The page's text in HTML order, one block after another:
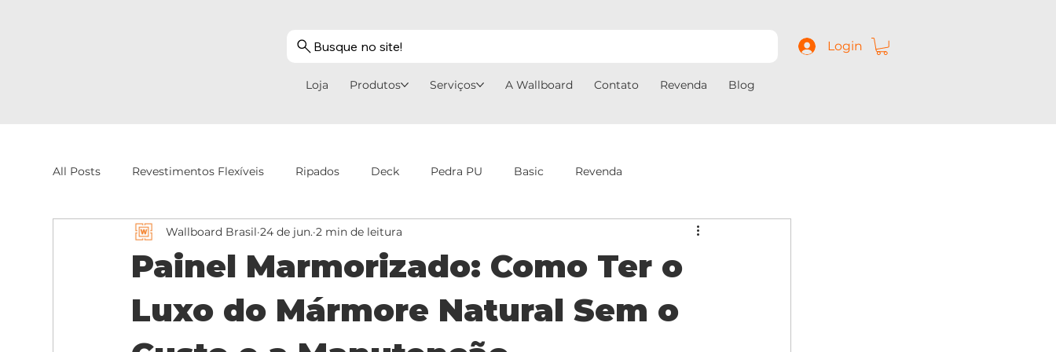
Busque no site! Login
Loja Produtos Serviços A Wallboard Contato Revenda Blog
All Posts Revestimentos Flexíveis Ripados Deck Pedra PU Basic Revenda
Painel Marmorizado: Como Ter o
Luxo do Mármore Natural Sem o
Wallboard Brasil 24 de jun. 2 min de leitura